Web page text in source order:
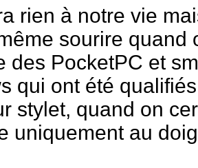
rien à notre vie
sourire quand
des PocketPC et
qui ont été
stylet, quand on
uniquement au